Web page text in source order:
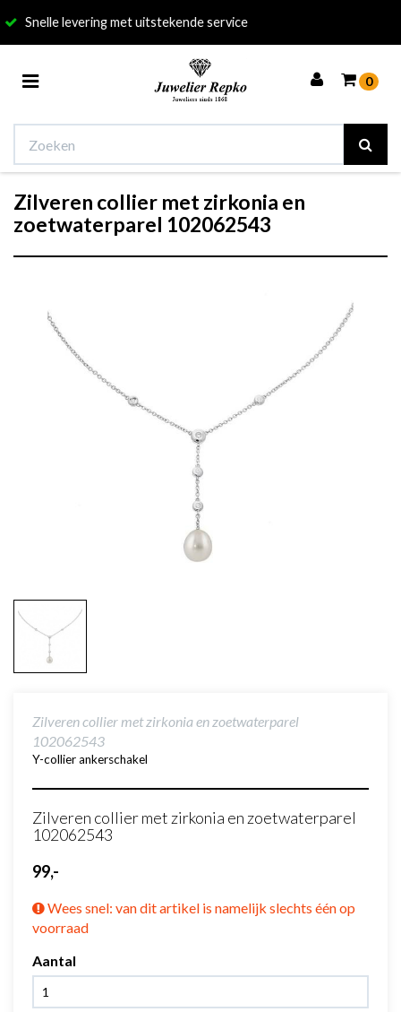
service
Toggle
0
Winkelwagen
Zilveren collier met zirkonia en
zoetwaterparel 102062543
Zilveren collier met zirkonia en zoetwaterparel
102062543
Y-collier ankerschakel
Zilveren collier met zirkonia en zoetwaterparel
102062543
99,-
Wees snel: van dit artikel is namelijk slechts één op
voorraad
Aantal